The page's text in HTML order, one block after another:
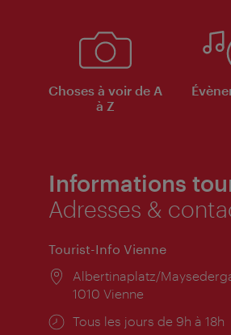
Choses à voir de A
à Z
Informations
Adresses &
Tourist-Info Vienne
Lieu:
Albertinaplatz/
1010 Vienne
Horaires
Tous les jours de 9h à 18h